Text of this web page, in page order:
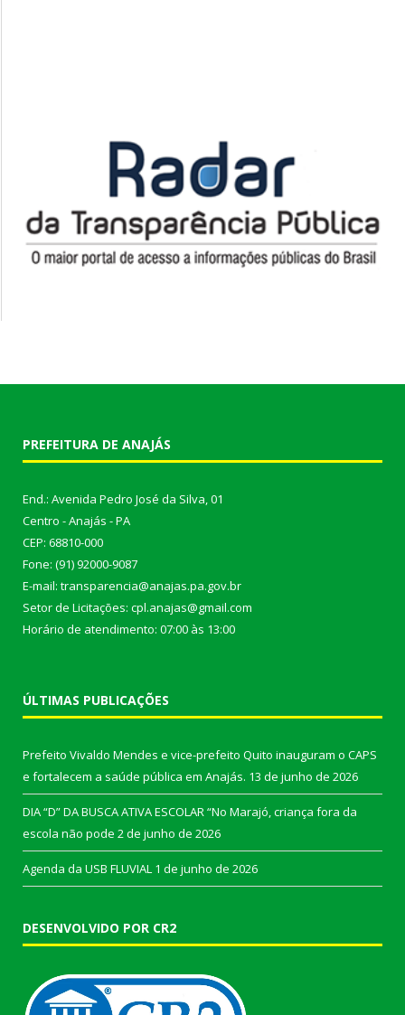
PREFEITURA DE ANAJÁS
End.: Avenida Pedro José da Silva, 01
Centro - Anajás - PA
CEP: 68810-000
Fone: (91) 92000-9087
E-mail: transparencia@anajas.pa.gov.br
Setor de Licitações: cpl.anajas@gmail.com
Horário de atendimento: 07:00 às 13:00
ÚLTIMAS PUBLICAÇÕES
Prefeito Vivaldo Mendes e vice-prefeito Quito inauguram o CAPS
e fortalecem a saúde pública em Anajás. 13 de junho de 2026
DIA “D” DA BUSCA ATIVA ESCOLAR “No Marajó, criança fora da
escola não pode 2 de junho de 2026
Agenda da USB FLUVIAL 1 de junho de 2026
DESENVOLVIDO POR CR2